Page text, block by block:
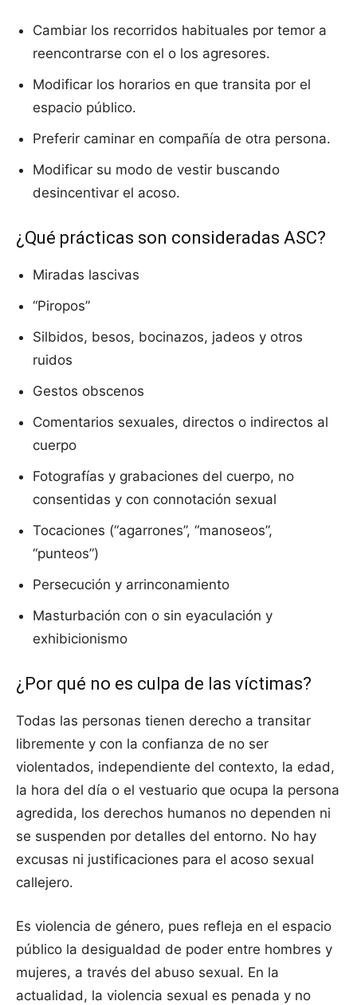
Cambiar los recorridos habituales por temor a
reencontrarse con el o los agresores.
Modificar los horarios en que transita por el
espacio público.
Preferir caminar en compañía de otra persona.
Modificar su modo de vestir buscando
desincentivar el acoso.
¿Qué prácticas son consideradas ASC?
Miradas lascivas
“Piropos”
Silbidos, besos, bocinazos, jadeos y otros
ruidos
Gestos obscenos
Comentarios sexuales, directos o indirectos al
cuerpo
Fotografías y grabaciones del cuerpo, no
consentidas y con connotación sexual
Tocaciones (“agarrones”, “manoseos”,
“punteos”)
Persecución y arrinconamiento
Masturbación con o sin eyaculación y
exhibicionismo
¿Por qué no es culpa de las víctimas?
Todas las personas tienen derecho a transitar
libremente y con la confianza de no ser
violentados, independiente del contexto, la edad,
la hora del día o el vestuario que ocupa la persona
agredida, los derechos humanos no dependen ni
se suspenden por detalles del entorno. No hay
excusas ni justificaciones para el acoso sexual
callejero.
Es violencia de género, pues refleja en el espacio
público la desigualdad de poder entre hombres y
mujeres, a través del abuso sexual. En la
actualidad, la violencia sexual es penada y no